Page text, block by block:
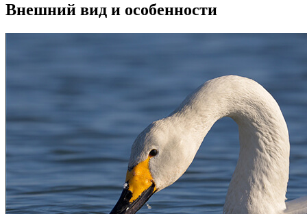
Внешний вид и особенности